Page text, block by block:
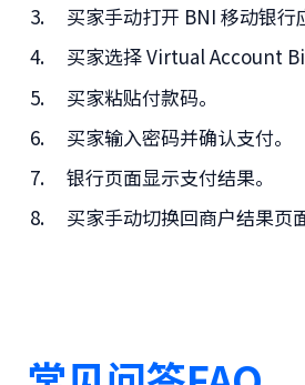
买家手动打开 BNI 移动银行
买家选择 Virtual Account
买家粘贴付款码。
买家输入密码并确认支付。
银行页面显示支付结果。
买家手动切换回商户结果页